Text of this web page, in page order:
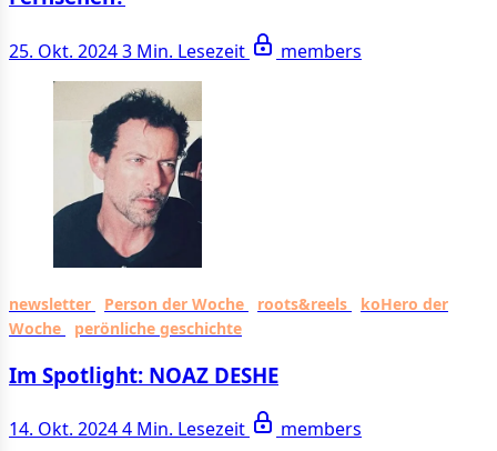
25. Okt. 20243 Min. Lesezeit members
newsletter Person der Woche roots&reels
koHero der
Woche
perönliche geschichte
Im Spotlight: NOAZ DESHE
14. Okt. 20244 Min. Lesezeit members